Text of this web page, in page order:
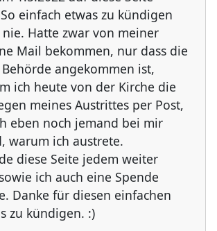
einfach etwas zu kündigen
Hatte zwar von meiner
Mail bekommen, nur dass die
angekommen ist,
ich heute von der Kirche die
meines Austrittes per Post,
eben noch jemand bei mir
warum ich austrete.
diese Seite jedem weiter
ich auch eine Spende
Danke für diesen einfachen
zu kündigen. :)